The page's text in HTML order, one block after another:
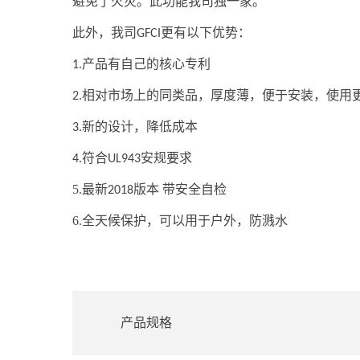
此外，我司GFCI 更有以下优势：
1.产品有自己的核心专利
2.相对市场上的同类品，厚度薄，便于安装，使用
3.新的设计，降低成本
4.符合UL943安规要求
5.最新2018版本 带安全自检
6.全天候保护，可以用于户外，防溅水
产品规格